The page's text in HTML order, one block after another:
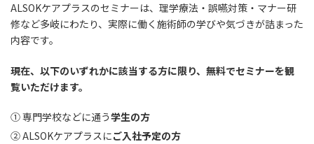
ALSOKケアプラスのセミナーは、理学療法・誤嚥対策・マナー研
修など多岐にわたり、実際に働く施術師の学びや気づきが詰まった
内容です。
現在、以下のいずれかに該当する方に限り、無料でセミナーを観
覧いただけます。
① 専門学校などに通う学生の方
② ALSOKケアプラスにご入社予定の方